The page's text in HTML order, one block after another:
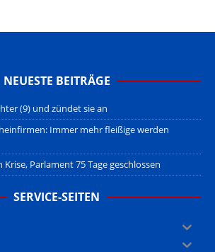
NEUESTE BEITRÄGE
(9) und zündet sie an
Immer mehr fleißige werden
Parlament 75 Tage geschlossen
SERVICE-SEITEN